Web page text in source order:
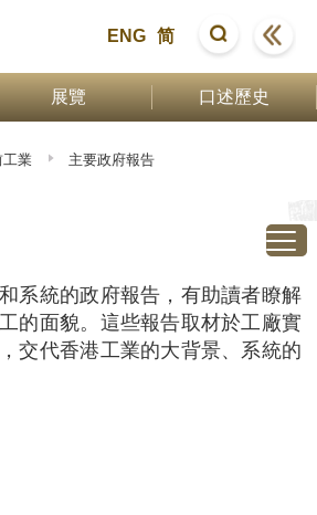
ENG 简
展覽 口述歷史
工業 主要政府報告
系統的政府報告，有助讀者瞭解
的面貌。這些報告取材於工廠實
交代香港工業的大背景、系統的